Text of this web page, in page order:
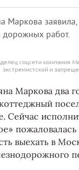
Маркова заявила,
дорожных работ.
соцсети компания
экстремистской и
Маркова два
Сейчас
пожаловалась
выехать в